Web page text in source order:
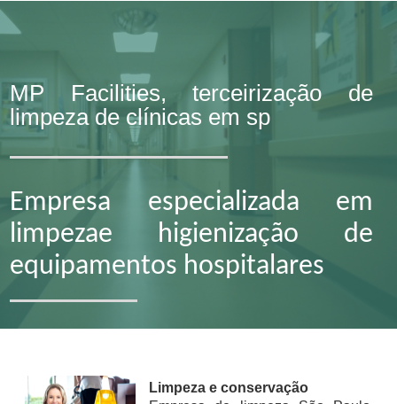
MP Facilities, terceirização de
limpeza de clínicas em sp
Empresa especializada em
limpezae higienização de
equipamentos hospitalares
Limpeza e conservação